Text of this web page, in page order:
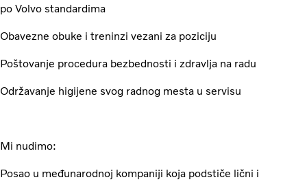
po Volvo standardima
Obavezne obuke i treninzi vezani za poziciju
Poštovanje procedura bezbednosti i zdravlja na radu
Održavanje higijene svog radnog mesta u servisu
Mi nudimo:
Posao u međunarodnoj kompaniji koja podstiče lični i